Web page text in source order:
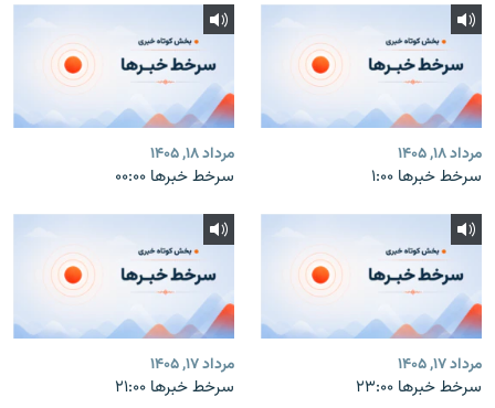
مرداد ۱۸, ۱۴۰۵
سرخط خبرها ۱:۰۰
مرداد ۱۸, ۱۴۰۵
سرخط خبرها ۰۰:۰۰
مرداد ۱۷, ۱۴۰۵
سرخط خبرها ۲۳:۰۰
مرداد ۱۷, ۱۴۰۵
سرخط خبرها ۲۱:۰۰